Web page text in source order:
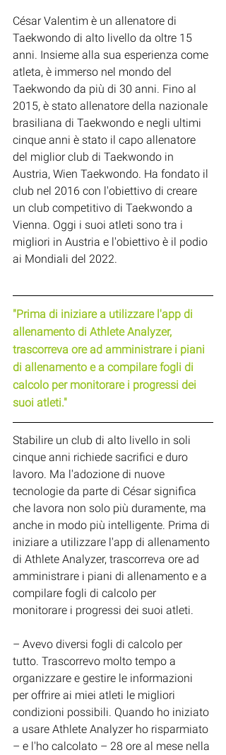
César Valentim è un allenatore di
Taekwondo di alto livello da oltre 15
anni. Insieme alla sua esperienza come
atleta, è immerso nel mondo del
Taekwondo da più di 30 anni. Fino al
2015, è stato allenatore della nazionale
brasiliana di Taekwondo e negli ultimi
cinque anni è stato il capo allenatore
del miglior club di Taekwondo in
Austria, Wien Taekwondo. Ha fondato il
club nel 2016 con l'obiettivo di creare
un club competitivo di Taekwondo a
Vienna. Oggi i suoi atleti sono tra i
migliori in Austria e l'obiettivo è il podio
ai Mondiali del 2022.
"Prima di iniziare a utilizzare l'app di
allenamento di Athlete Analyzer,
trascorreva ore ad amministrare i piani
di allenamento e a compilare fogli di
calcolo per monitorare i progressi dei
suoi atleti."
Stabilire un club di alto livello in soli
cinque anni richiede sacrifici e duro
lavoro. Ma l'adozione di nuove
tecnologie da parte di César significa
che lavora non solo più duramente, ma
anche in modo più intelligente. Prima di
iniziare a utilizzare l'app di allenamento
di Athlete Analyzer, trascorreva ore ad
amministrare i piani di allenamento e a
compilare fogli di calcolo per
monitorare i progressi dei suoi atleti.
– Avevo diversi fogli di calcolo per
tutto. Trascorrevo molto tempo a
organizzare e gestire le informazioni
per offrire ai miei atleti le migliori
condizioni possibili. Quando ho iniziato
a usare Athlete Analyzer ho risparmiato
– e l'ho calcolato – 28 ore al mese nella